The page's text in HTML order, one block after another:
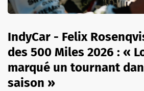
IndyCar - Felix
des 500 Miles 2026 : «
marqué un tournant
saison »